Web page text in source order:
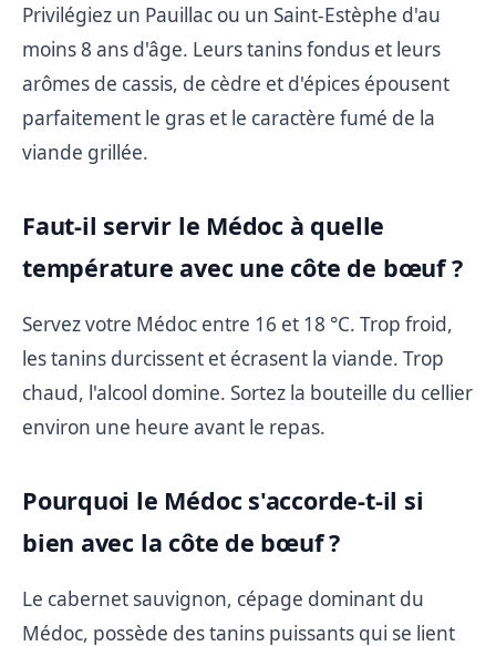
Privilégiez un Pauillac ou un Saint-Estèphe d'au
moins 8 ans d'âge. Leurs tanins fondus et leurs
arômes de cassis, de cèdre et d'épices épousent
parfaitement le gras et le caractère fumé de la
viande grillée.
Faut-il servir le Médoc à quelle
température avec une côte de bœuf ?
Servez votre Médoc entre 16 et 18 °C. Trop froid,
les tanins durcissent et écrasent la viande. Trop
chaud, l'alcool domine. Sortez la bouteille du cellier
environ une heure avant le repas.
Pourquoi le Médoc s'accorde-t-il si
bien avec la côte de bœuf ?
Le cabernet sauvignon, cépage dominant du
Médoc, possède des tanins puissants qui se lient